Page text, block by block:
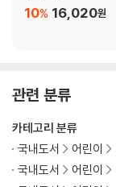
16,020원
10%
관련 분류
카테고리 분류
국내도서
어린이
국내도서
어린이